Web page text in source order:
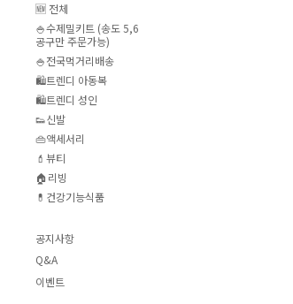
🆕 전체
🍚수제밀키트 (송도 5,6
공구만 주문가능)
🍚전국먹거리배송
🛍️트렌디 아동복
🛍️트렌디 성인
👟신발
👜액세서리
💄뷰티
🏠리빙
💊건강기능식품
공지사항
Q&A
이벤트